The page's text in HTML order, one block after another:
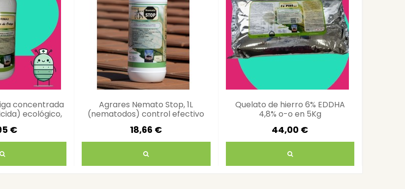
concentrada
ecológico,
€
Agrares Nemato Stop, 1L
(nematodos) control efectivo
18,66 €
Quelato de hierro 6% EDDHA
4,8% o-o en 5Kg
44,00 €